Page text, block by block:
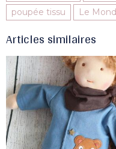
poupée tissu
Le
Articles similaires